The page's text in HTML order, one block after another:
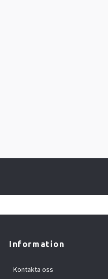
Information
Kontakta oss